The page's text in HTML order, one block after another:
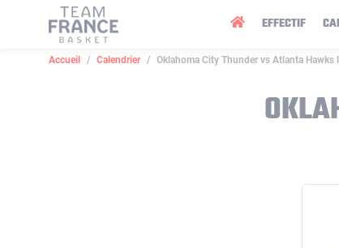
EFFECTIF
Accueil Calendrier Oklahoma City Thunder vs Atlanta Hawks
Panneau de gestion des cookies